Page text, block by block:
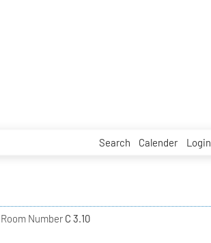
Search Calender Login
Room NumberC 3.10